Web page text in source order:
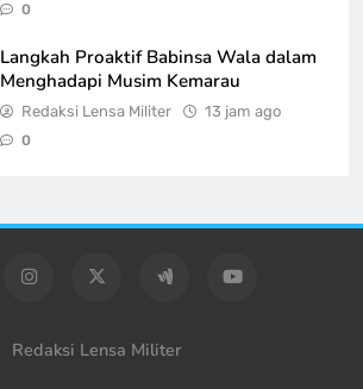
0
Langkah Proaktif Babinsa Wala dalam
Menghadapi Musim Kemarau
Redaksi Lensa Militer 13 jam ago
0
Redaksi Lensa Militer